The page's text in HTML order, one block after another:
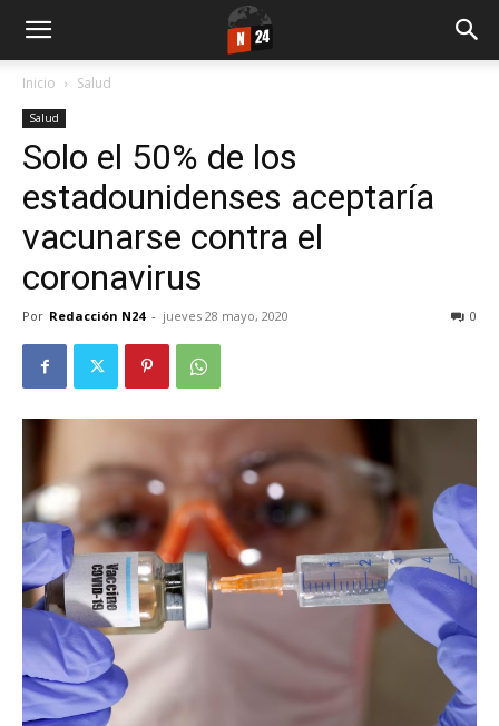
Inicio Salud
Salud
Solo el 50% de los
estadounidenses aceptaría
vacunarse contra el
coronavirus
Por Redacción N24 - jueves 28 mayo, 2020 0